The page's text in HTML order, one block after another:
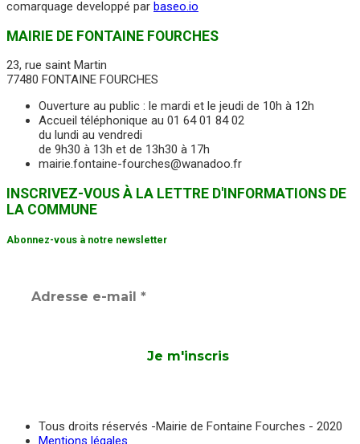
comarquage developpé par baseo.io
MAIRIE DE FONTAINE FOURCHES
23, rue saint Martin
77480 FONTAINE FOURCHES
Ouverture au public : le mardi et le jeudi de 10h à 12h
Accueil téléphonique au 01 64 01 84 02
du lundi au vendredi
de 9h30 à 13h et de 13h30 à 17h
mairie.fontaine-fourches@wanadoo.fr
INSCRIVEZ-VOUS À LA LETTRE D'INFORMATIONS DE
LA COMMUNE
Abonnez-vous à notre newsletter
Tous droits réservés -Mairie de Fontaine Fourches - 2020
Mentions légales